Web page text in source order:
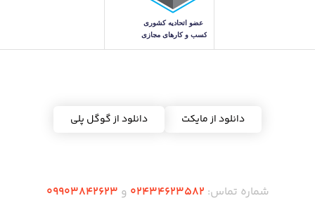
دانلود از مایکت دانلود از گوگل پلی
شماره تماس: 02434623582 و 09903842623